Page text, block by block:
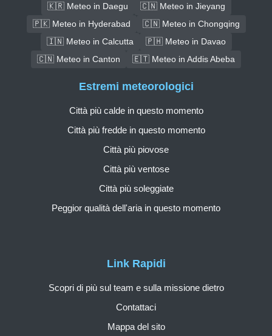
🇰🇷 Meteo in Daegu
🇨🇳 Meteo in Jieyang
🇵🇰 Meteo in Hyderabad
🇨🇳 Meteo in Chongqing
🇮🇳 Meteo in Calcutta
🇵🇭 Meteo in Davao
🇨🇳 Meteo in Canton
🇪🇹 Meteo in Addis Abeba
Link Rapidi
Scopri di più sul team e sulla missione dietro
Contattaci
Mappa del sito
Estremi meteorologici
Città più calde in questo momento
Città più fredde in questo momento
Città più piovose
Città più ventose
Città più soleggiate
Peggior qualità dell'aria in questo momento